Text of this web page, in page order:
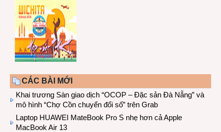
CÁC BÀI MỚI
Khai trương Sàn giao dịch “OCOP – Đặc sản Đà Nẵng” và
mô hình “Chợ Cồn chuyển đổi số” trên Grab
Laptop HUAWEI MateBook Pro S nhẹ hơn cả Apple
MacBook Air 13